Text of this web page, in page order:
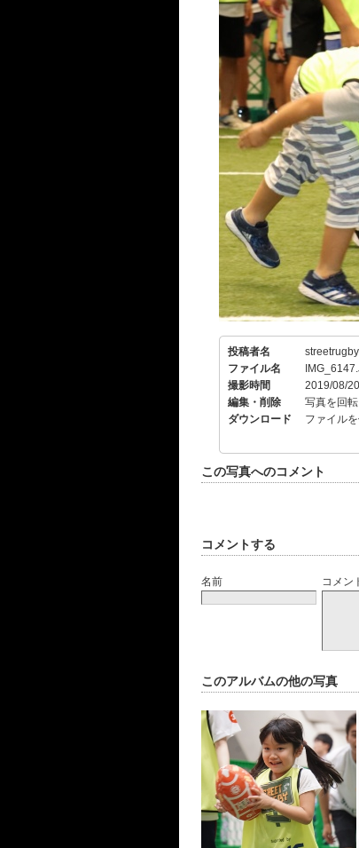
投稿者名
streetrugby
ファイル名
撮影時間
2019/08/
編集・削除
写真を回転
ダウンロード
ファイル
この写真へのコメント
コメントする
名前 コメン
このアルバムの他の写真